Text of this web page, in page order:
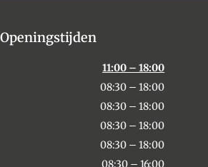
Openingstijden
11:00 – 18:00
08:30 – 18:00
08:30 – 18:00
08:30 – 18:00
08:30 – 18:00